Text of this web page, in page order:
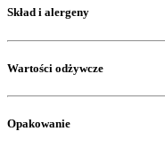
Skład i alergeny
Wartości odżywcze
Opakowanie